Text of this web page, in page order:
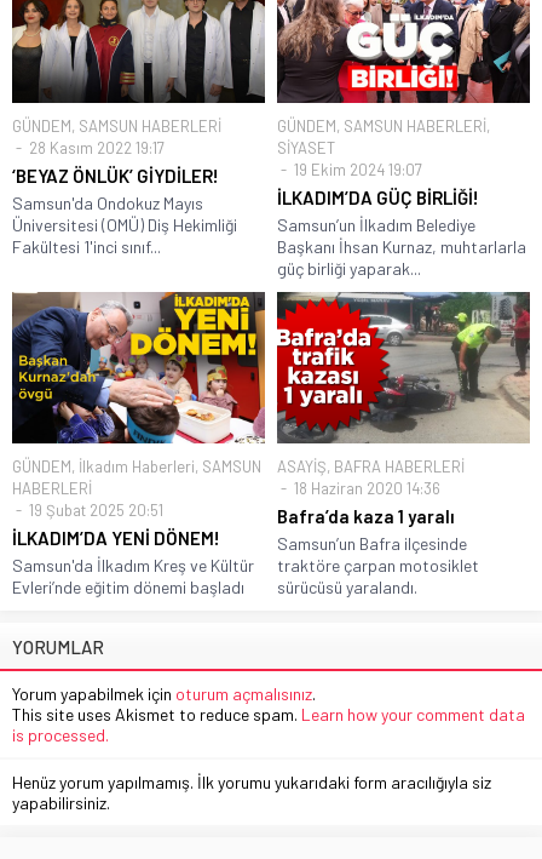
GÜNDEM, SAMSUN HABERLERİ
28 Kasım 2022 19:17
‘BEYAZ ÖNLÜK’ GİYDİLER!
Samsun'da Ondokuz Mayıs
Üniversitesi (OMÜ) Diş Hekimliği
Fakültesi 1'inci sınıf...
GÜNDEM, SAMSUN HABERLERİ,
SİYASET
19 Ekim 2024 19:07
İLKADIM’DA GÜÇ BİRLİĞİ!
Samsun’un İlkadım Belediye
Başkanı İhsan Kurnaz, muhtarlarla
güç birliği yaparak...
GÜNDEM, İlkadım Haberleri, SAMSUN
HABERLERİ
19 Şubat 2025 20:51
İLKADIM’DA YENİ DÖNEM!
Samsun'da İlkadım Kreş ve Kültür
Evleri’nde eğitim dönemi başladı
ASAYİŞ, BAFRA HABERLERİ
18 Haziran 2020 14:36
Bafra’da kaza 1 yaralı
Samsun’un Bafra ilçesinde
traktöre çarpan motosiklet
sürücüsü yaralandı.
YORUMLAR
Yorum yapabilmek için oturum açmalısınız.
This site uses Akismet to reduce spam. Learn how your comment data
is processed.
Henüz yorum yapılmamış. İlk yorumu yukarıdaki form aracılığıyla siz
yapabilirsiniz.